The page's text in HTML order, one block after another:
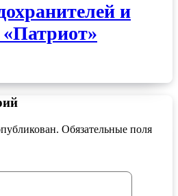
и
Обязательные поля